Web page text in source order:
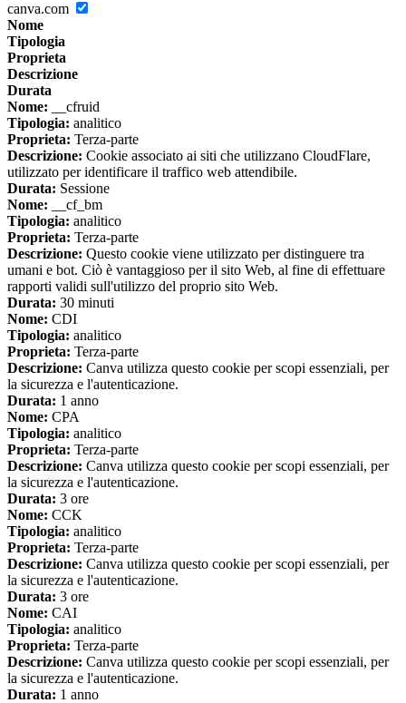
canva.com
Nome
Tipologia
Proprieta
Descrizione
Durata
Nome: __cfruid
Tipologia: analitico
Proprieta: Terza-parte
Descrizione: Cookie associato ai siti che utilizzano CloudFlare,
utilizzato per identificare il traffico web attendibile.
Durata: Sessione
Nome: __cf_bm
Tipologia: analitico
Proprieta: Terza-parte
Descrizione: Questo cookie viene utilizzato per distinguere tra
umani e bot. Ciò è vantaggioso per il sito Web, al fine di effettuare
rapporti validi sull'utilizzo del proprio sito Web.
Durata: 30 minuti
Nome: CDI
Tipologia: analitico
Proprieta: Terza-parte
Descrizione: Canva utilizza questo cookie per scopi essenziali, per
la sicurezza e l'autenticazione.
Durata: 1 anno
Nome: CPA
Tipologia: analitico
Proprieta: Terza-parte
Descrizione: Canva utilizza questo cookie per scopi essenziali, per
la sicurezza e l'autenticazione.
Durata: 3 ore
Nome: CCK
Tipologia: analitico
Proprieta: Terza-parte
Descrizione: Canva utilizza questo cookie per scopi essenziali, per
la sicurezza e l'autenticazione.
Durata: 3 ore
Nome: CAI
Tipologia: analitico
Proprieta: Terza-parte
Descrizione: Canva utilizza questo cookie per scopi essenziali, per
la sicurezza e l'autenticazione.
Durata: 1 anno